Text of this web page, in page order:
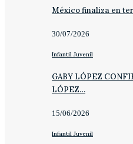
México finaliza en
30/07/2026
Infantil Juvenil
GABY LÓPEZ
LÓPEZ…
15/06/2026
Infantil Juvenil